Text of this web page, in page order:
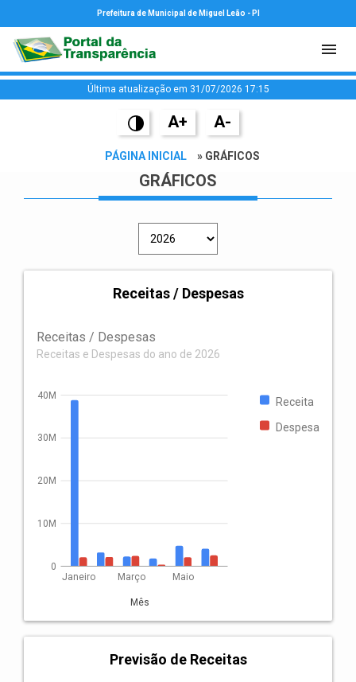
Prefeitura de Municipal de Miguel Leão - PI
Última atualização em 31/07/2026 17:15
A+ A-
PÁGINA INICIAL » GRÁFICOS
GRÁFICOS
Receitas / Despesas
Receitas / Despesas
Receitas e Despesas do ano de 2026
Receita
Despesa
Janeiro Março Maio
Mês
0
10M
20M
30M
40M
Previsão de Receitas